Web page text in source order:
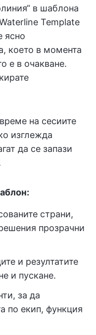
в шаблона
Template
ясно
което в момента
е в очакване.
на сесиите
изглежда
да се запази
страни,
прозрачни
и резултатите
и пускане.
за да
по екип, функция